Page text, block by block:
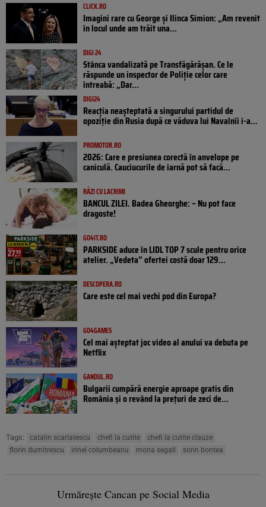
CLICK.RO
Imagini rare cu George și Ilinca Simion: „Am revenit
în locul unde am trăit una...
DIGI 24
Stânca vandalizată pe Transfăgărășan. Ce le
răspunde un inspector de Poliție celor care
întreabă: „Dar...
DIGI24
Reacția neașteptată a singurului partidul de
opoziţie din Rusia după ce văduva lui Navalnîi i-a...
PROMOTOR.RO
2026: Care e presiunea corectă în anvelope pe
caniculă. Cauciucurile de iarnă pot să facă...
RÂZI CU LACRIMI
BANCUL ZILEI. Badea Gheorghe: – Nu pot face
dragoste!
GO4IT.RO
PARKSIDE aduce în LIDL TOP 7 scule pentru orice
atelier. „Vedeta” ofertei costă doar 129...
DESCOPERA.RO
Care este cel mai vechi pod din Europa?
GO4GAMES
Cel mai așteptat joc video al anului va debuta pe
Netflix
GANDUL.RO
Bulgarii cumpără energie aproape gratis din
România și o revând la prețuri de zeci de...
Tags: catalin scarlatescu chefi la cutite
chefi la cutite clauze
florin dumitrescu
irinel columbeanu mona segall sorin bontea
Urmărește Cancan pe Social Media